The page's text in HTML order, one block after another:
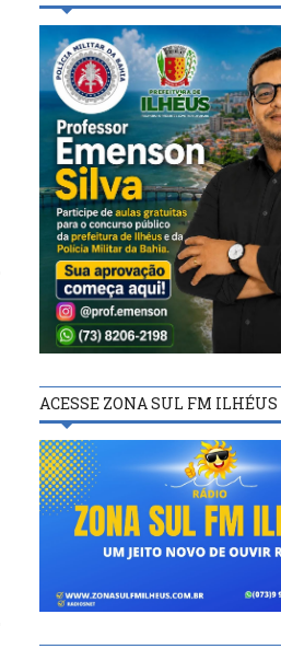
ECONOMIA
12/12/21
‘Bahia vai ter novas
fronteiras de cacauicultura’,
diz João Leão
ACESSE ZONA SUL FM ILHÉUS